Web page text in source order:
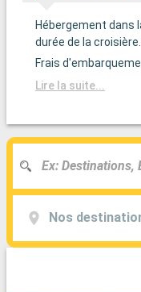
Hébergement dans
durée de la croisière.
Frais
Lire la suite...
Nos